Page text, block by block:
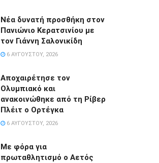
Νέα δυνατή προσθήκη στον
Πανιώνιο Κερατσινίου με
τον Γιάννη Σαλονικίδη
6 ΑΥΓΟΎΣΤΟΥ, 2026
Αποχαιρέτησε τον
Ολυμπιακό και
ανακοινώθηκε από τη Ρίβερ
Πλέιτ ο Ορτέγκα
6 ΑΥΓΟΎΣΤΟΥ, 2026
Με φόρα για
πρωταθλητισμό ο Αετός